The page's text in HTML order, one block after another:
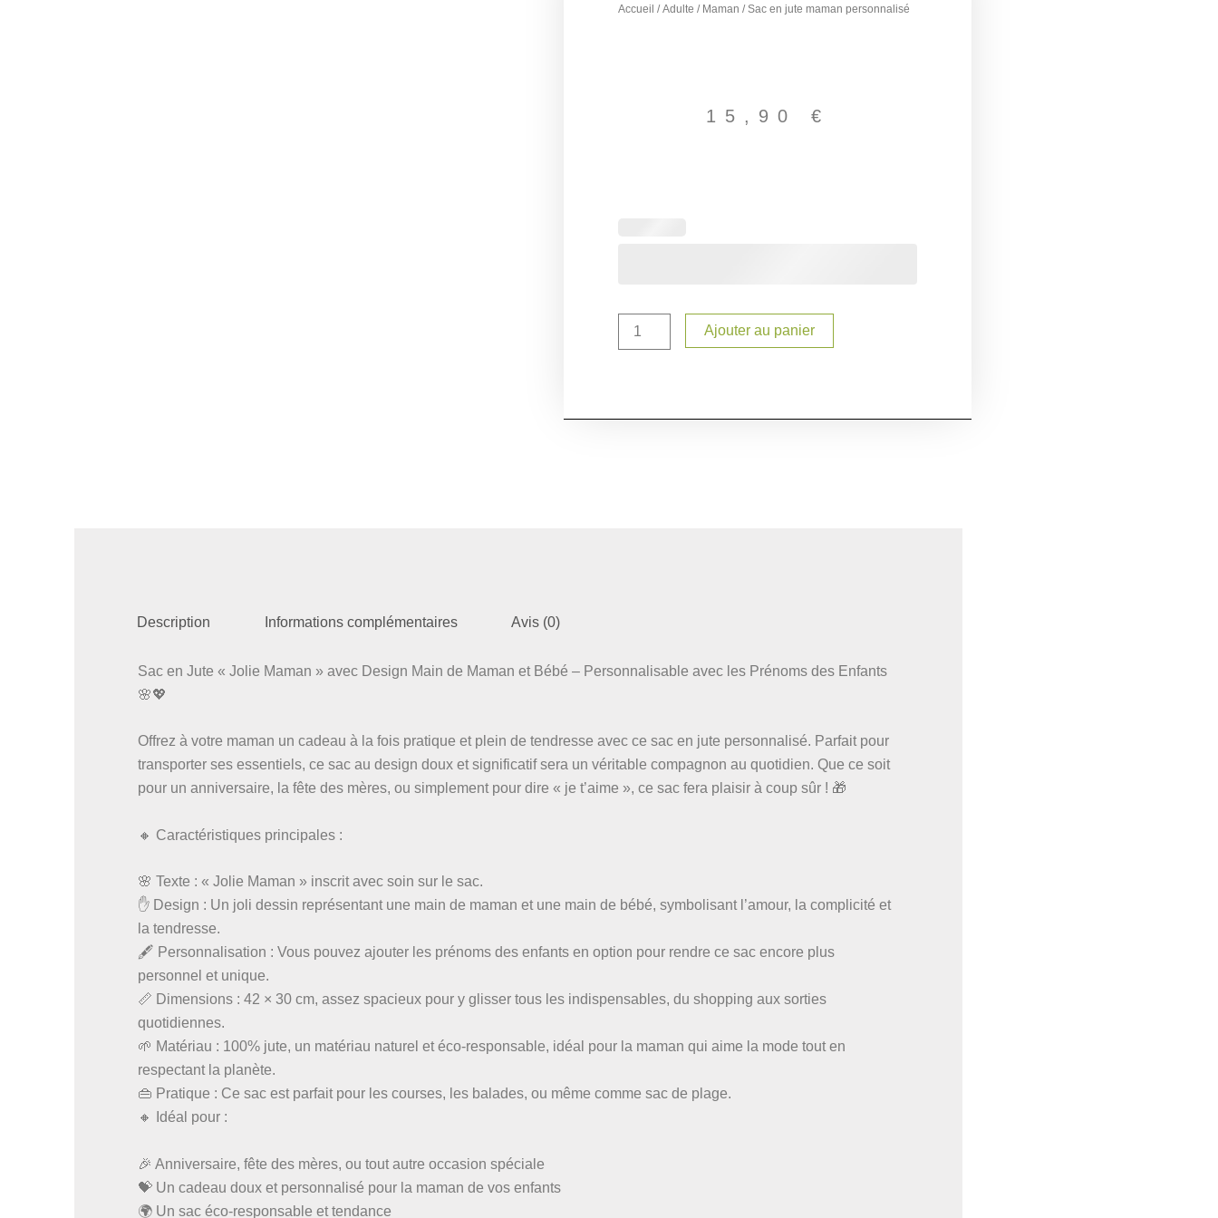
Accueil /Adulte / Maman / Sac en jute maman personnalisé
15,90 €
Ajouter au panier
Description Informations complémentaires Avis (0)
Sac en Jute « Jolie Maman » avec Design Main de Maman et Bébé – Personnalisable avec les Prénoms des Enfants
🌸💖
Offrez à votre maman un cadeau à la fois pratique et plein de tendresse avec ce sac en jute personnalisé. Parfait pour
transporter ses essentiels, ce sac au design doux et significatif sera un véritable compagnon au quotidien. Que ce soit
pour un anniversaire, la fête des mères, ou simplement pour dire « je t’aime », ce sac fera plaisir à coup sûr ! 🎁
🔸 Caractéristiques principales :
🌸 Texte : « Jolie Maman » inscrit avec soin sur le sac.
✋ Design : Un joli dessin représentant une main de maman et une main de bébé, symbolisant l’amour, la complicité et
la tendresse.
🖋️ Personnalisation : Vous pouvez ajouter les prénoms des enfants en option pour rendre ce sac encore plus
personnel et unique.
📏 Dimensions : 42 × 30 cm, assez spacieux pour y glisser tous les indispensables, du shopping aux sorties
quotidiennes.
🌱 Matériau : 100% jute, un matériau naturel et éco-responsable, idéal pour la maman qui aime la mode tout en
respectant la planète.
👜 Pratique : Ce sac est parfait pour les courses, les balades, ou même comme sac de plage.
🔸 Idéal pour :
🎉 Anniversaire, fête des mères, ou tout autre occasion spéciale
💝 Un cadeau doux et personnalisé pour la maman de vos enfants
🌍 Un sac éco-responsable et tendance